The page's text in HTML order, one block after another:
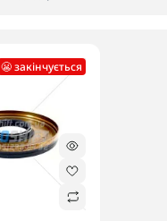
😬 закінчується